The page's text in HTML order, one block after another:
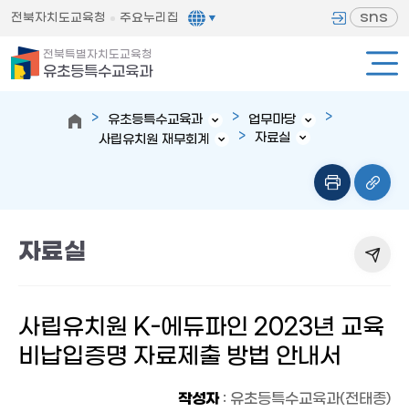
전북자치도교육청 주요누리집 sns
전북특별자치도교육청
유초등특수교육과
유초등특수교육과
업무마당
사립유치원 재무회계
자료실
자료실
사립유치원 K-에듀파인 2023년 교육
비납입증명 자료제출 방법 안내서
작성자: 유초등특수교육과(전태종)